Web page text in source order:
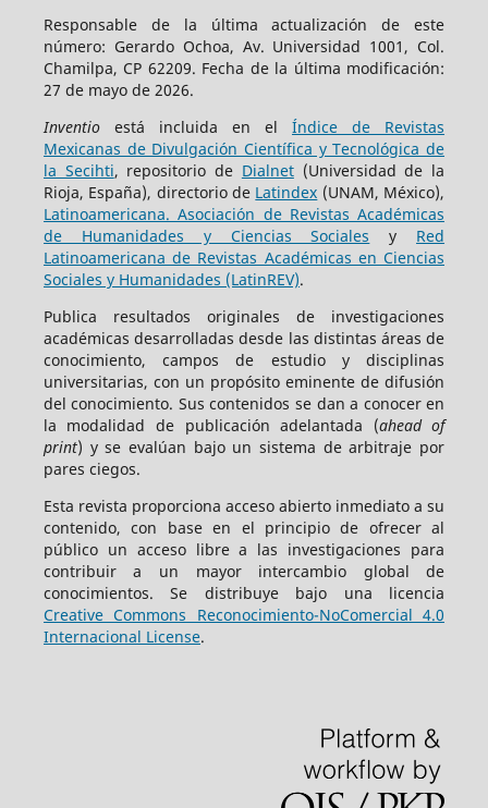
Responsable de la última actualización de este
número: Gerardo Ochoa, Av. Universidad 1001, Col.
Chamilpa, CP 62209. Fecha de la última modificación:
27 de mayo de 2026.
Inventioestá incluida en elÍndice de Revistas
Mexicanas de Divulgación Científica y Tecnológica de
la Secihti, repositorio de Dialnet(Universidad de la
Rioja, España), directorio de Latindex (UNAM, México),
Latinoamericana. Asociación de Revistas Académicas
de Humanidades y Ciencias Sociales y Red
Latinoamericana de Revistas Académicas en Ciencias
Sociales y Humanidades (LatinREV).
Publica resultados originales de investigaciones
académicas desarrolladas desde las distintas áreas de
conocimiento, campos de estudio y disciplinas
universitarias, con un propósito eminente de difusión
del conocimiento. Sus contenidos se dan a conocer en
la modalidad de publicación adelantada (ahead of
print) y se evalúan bajo un sistema de arbitraje por
pares ciegos.
Esta revista proporciona acceso abierto inmediato a su
contenido, con base en el principio de ofrecer al
público un acceso libre a las investigaciones para
contribuir a un mayor intercambio global de
conocimientos. Se distribuye bajo una licencia
Creative Commons Reconocimiento-NoComercial 4.0
Internacional License.